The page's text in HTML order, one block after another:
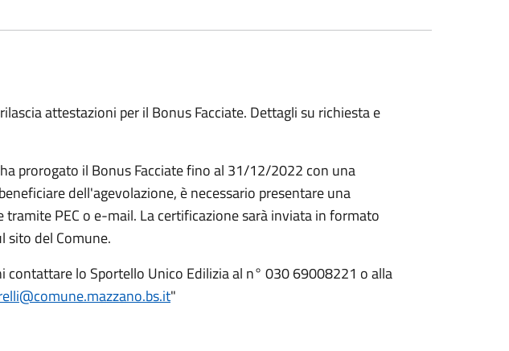
attestazioni per il Bonus Facciate. Dettagli su richiesta e
prorogato il Bonus Facciate fino al 31/12/2022 con una
dell'agevolazione, è necessario presentare una
tramite PEC o e-mail. La certificazione sarà inviata in formato
sito del Comune.
contattare lo Sportello Unico Edilizia al n° 030 69008221 o alla
"